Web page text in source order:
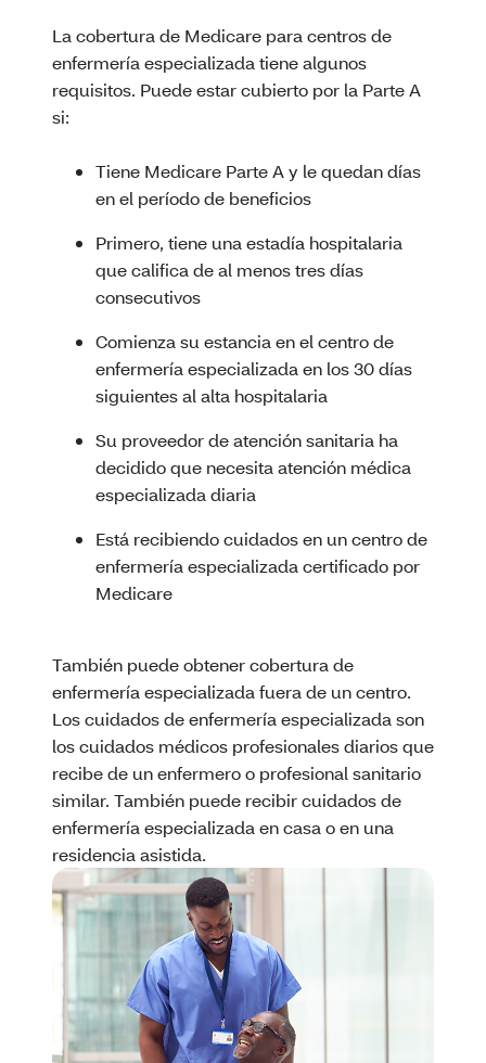
La cobertura de Medicare para centros de
enfermería especializada tiene algunos
requisitos. Puede estar cubierto por la Parte A
si:
Tiene Medicare Parte A y le quedan días
en el período de beneficios
Primero, tiene una estadía hospitalaria
que califica de al menos tres días
consecutivos
Comienza su estancia en el centro de
enfermería especializada en los 30 días
siguientes al alta hospitalaria
Su proveedor de atención sanitaria ha
decidido que necesita atención médica
especializada diaria
Está recibiendo cuidados en un centro de
enfermería especializada certificado por
Medicare
También puede obtener cobertura de
enfermería especializada fuera de un centro.
Los cuidados de enfermería especializada son
los cuidados médicos profesionales diarios que
recibe de un enfermero o profesional sanitario
similar. También puede recibir cuidados de
enfermería especializada en casa o en una
residencia asistida.